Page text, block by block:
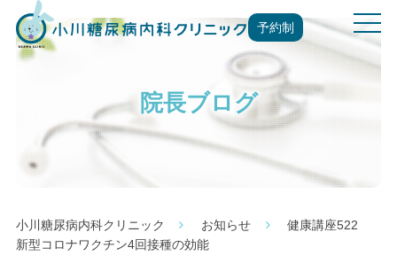
予約制
t
o
g
院長ブログ
小川糖尿病内科クリニック お知らせ
健康講座522
新型コロナワクチン4回接種の効能